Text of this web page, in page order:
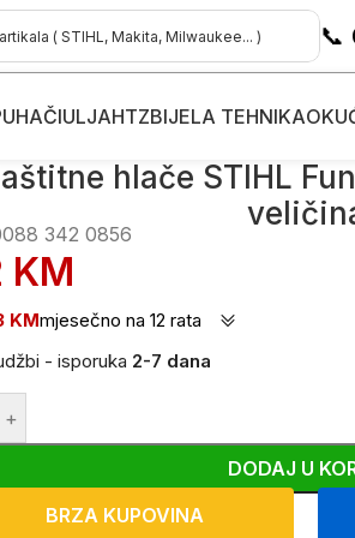
📞
ULJAHTZBIJELA TEHNIKA
hlače STIHL
342 0856
KM
KMmjesečno na 12 rata
- isporuka 2-7 dana
+
DODAJ U
BRZA KUPOVINA